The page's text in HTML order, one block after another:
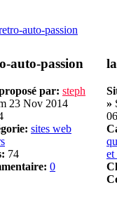
auto-passion
par: steph
23 Nov 2014
sites web
74
0
»
et